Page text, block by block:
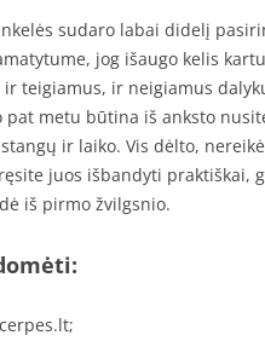
sudaro labai didelį
jog išaugo kelis
teigiamus, ir neigiamus
metu būtina iš anksto
ir laiko. Vis dėlto,
juos išbandyti praktiškai,
iš pirmo žvilgsnio.